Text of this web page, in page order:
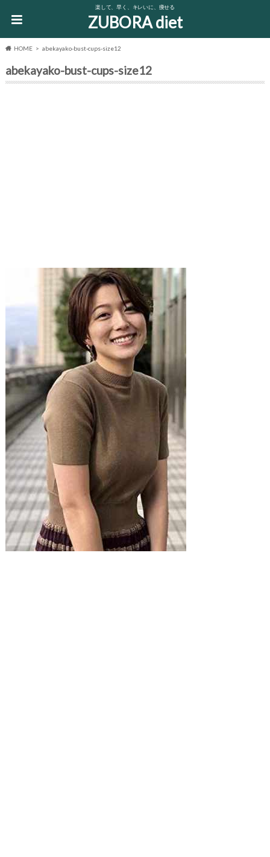
楽して、早く、キレいに、痩せる
ZUBORA diet
HOME abekayako-bust-cups-size12
abekayako-bust-cups-size12